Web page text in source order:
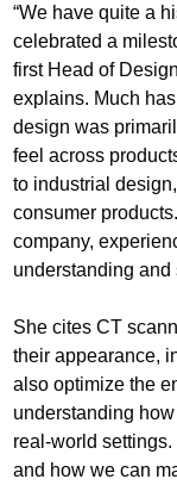
“We have quite a
celebrated a
first Head of
explains. Much
design was
feel across
to industrial
consumer
company,
understanding and
She cites CT
their appearance,
also optimize the
understanding
real-world
and how we can